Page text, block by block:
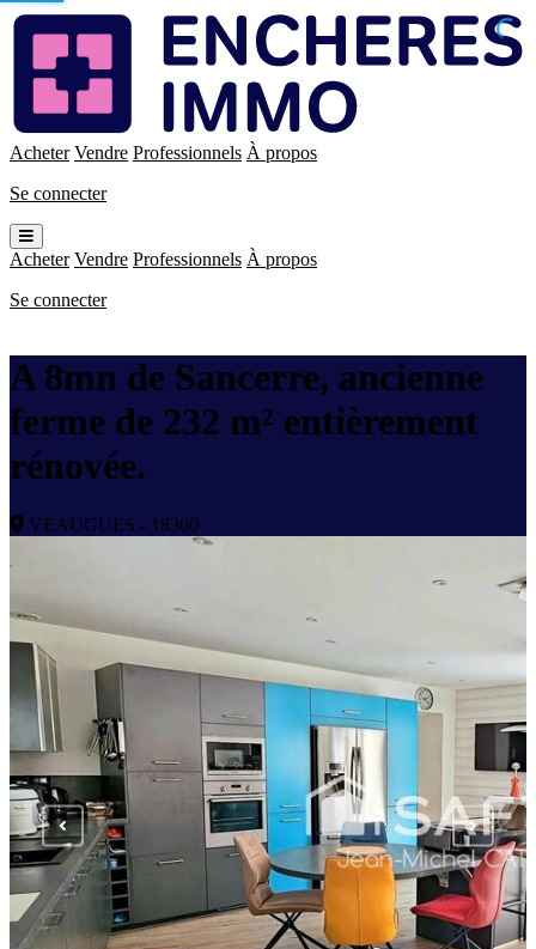
Enchères
Immo
Acheter Vendre Professionnels À propos
Se connecter
Ouvrir
le
menu
Acheter Vendre Professionnels À propos
Se connecter
A 8mn de Sancerre, ancienne
ferme de 232 m² entièrement
rénovée.
VEAUGUES - 18300